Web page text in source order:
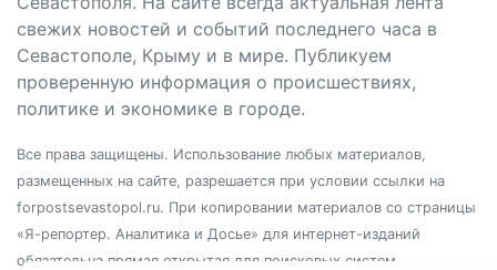
свежих новостей и событий последнего часа в
Севастополе, Крыму и в мире. Публикуем
проверенную информация о происшествиях,
политике и экономике в городе.
Все права защищены. Использование любых материалов,
размещенных на сайте, разрешается при условии ссылки на
forpostsevastopol.ru. При копировании материалов со страницы
«Я-репортер. Аналитика и Досье» для интернет-изданий
обязательна прямая открытая для поисковых систем